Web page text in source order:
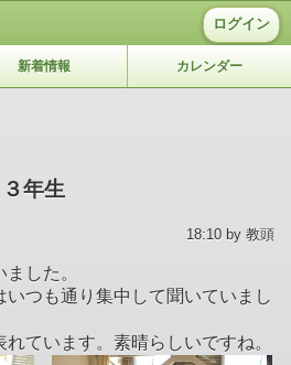
ログイン
新着情報 カレンダー
年生
18:10 by 教頭
した。
いつも通り集中して聞いていまし
ています。素晴らしいですね。